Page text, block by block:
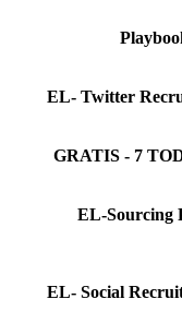
EL- Twitter
GRATIS - 7
EL-Sourcing
EL- Social